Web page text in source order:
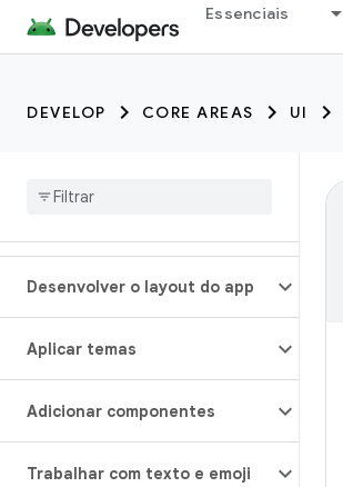
Essenciais
DEVELOP CORE AREAS UI
Desenvolver o layout do app
Aplicar temas
Adicionar componentes
Trabalhar com texto e emoji